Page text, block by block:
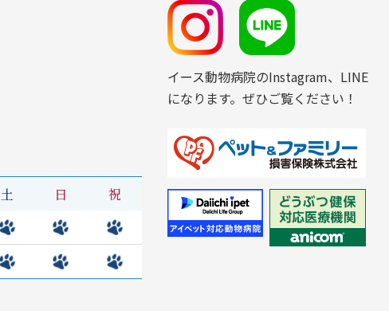
土 日
祝
イース動物病院のInstagram、LINE
になります。ぜひご覧ください！